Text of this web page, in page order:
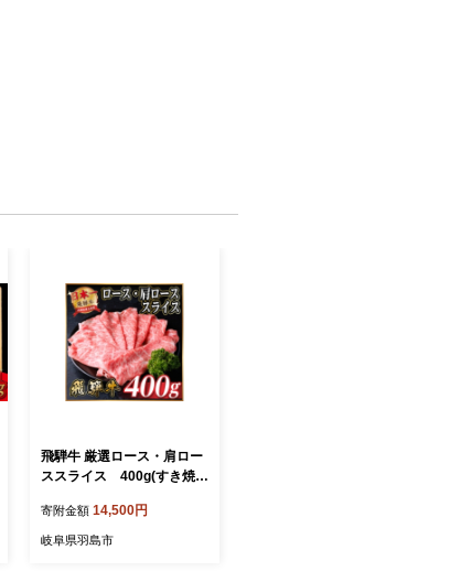
飛騨牛 厳選ロース・肩ロー
ススライス 400g(すき焼
牛 A4～A5等級【165363
4】
寄附金額 14,500円
岐阜県羽島市